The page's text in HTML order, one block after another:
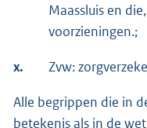
Maassluis en
voorzieningen.;
x. Zvw:
Alle begrippen die in
betekenis als in de